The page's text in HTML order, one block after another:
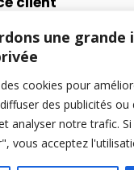
une grande
cookies pour
des publicités ou
analyser notre trafic.
vous acceptez
gratuite
gratuite pour les
2022. Alle Rechte